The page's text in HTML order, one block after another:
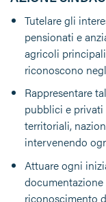
Tutelare gli
pensionati e
agricoli
riconoscono
Rappresentare
pubblici e privati
territoriali,
intervenendo
Attuare ogni
riconoscimento